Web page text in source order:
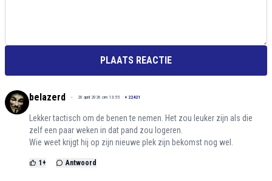
PLAATS REACTIE
belazerd 20 april 2026 om 13:55 + 22421
Lekker tactisch om de benen te nemen. Het zou leuker zijn als die
zelf een paar weken in dat pand zou logeren.
Wie weet krijgt hij op zijn nieuwe plek zijn bekomst nog wel.
1+ Antwoord